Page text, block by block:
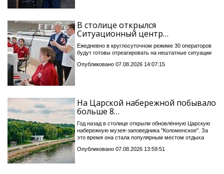
В столице открылся
Ситуационный центр…
Ежедневно в круглосуточном режиме 30 операторов
будут готовы отреагировать на нештатные ситуации
Опубликовано 07.08.2026 14:07:15
На Царской набережной побывало
больше 8…
Год назад в столице открыли обновлённую Царскую
набережную музея-заповедника "Коломенское". За
это время она стала популярным местом отдыха
Опубликовано 07.08.2026 13:59:51